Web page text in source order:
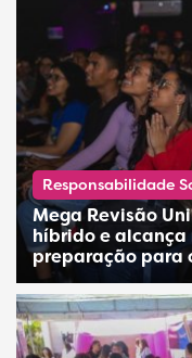
Responsabilidade
Mega Revisão
híbrido e alcança
preparação para